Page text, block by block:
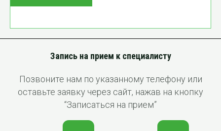
Запись на прием к специалисту
Позвоните нам по указанному телефону или
оставьте заявку через сайт, нажав на кнопку
“Записаться на прием”